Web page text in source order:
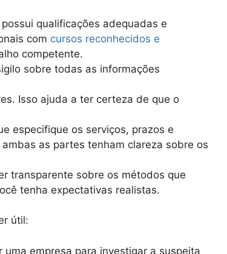
qualificações adequadas e
com cursos reconhecidos e
competente.
sobre todas as informações
Isso ajuda a ter certeza de que o
especifique os serviços, prazos e
as partes tenham clareza sobre os
transparente sobre os métodos que
tenha expectativas realistas.
útil:
empresa para investigar a suspeita